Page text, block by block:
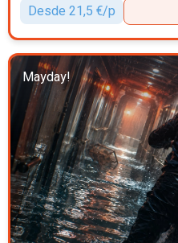
Desde 21,5 €/p
Mayday!